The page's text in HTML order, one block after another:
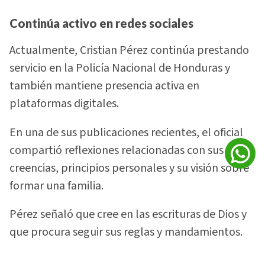
Continúa activo en redes sociales
Actualmente, Cristian Pérez continúa prestando
servicio en la Policía Nacional de Honduras y
también mantiene presencia activa en
plataformas digitales.
En una de sus publicaciones recientes, el oficial
compartió reflexiones relacionadas con sus
creencias, principios personales y su visión sobre
formar una familia.
Pérez señaló que cree en las escrituras de Dios y
que procura seguir sus reglas y mandamientos.